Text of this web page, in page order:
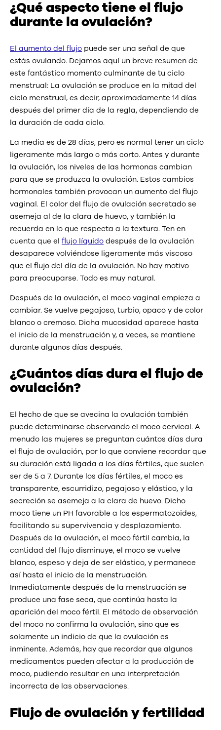
¿Qué aspecto tiene el flujo
durante la ovulación?
El aumento del flujo puede ser una señal de que
estás ovulando. Dejamos aquí un breve resumen de
este fantástico momento culminante de tu ciclo
menstrual: La ovulación se produce en la mitad del
ciclo menstrual, es decir, aproximadamente 14 días
después del primer día de la regla, dependiendo de
la duración de cada ciclo.
La media es de 28 días, pero es normal tener un ciclo
ligeramente más largo o más corto. Antes y durante
la ovulación, los niveles de las hormonas cambian
para que se produzca la ovulación. Estos cambios
hormonales también provocan un aumento del flujo
vaginal. El color del flujo de ovulación secretado se
asemeja al de la clara de huevo, y también la
recuerda en lo que respecta a la textura. Ten en
cuenta que el flujo líquido después de la ovulación
desaparece volviéndose ligeramente más viscoso
que el flujo del día de la ovulación. No hay motivo
para preocuparse. Todo es muy natural.
Después de la ovulación, el moco vaginal empieza a
cambiar. Se vuelve pegajoso, turbio, opaco y de color
blanco o cremoso. Dicha mucosidad aparece hasta
el inicio de la menstruación y, a veces, se mantiene
durante algunos días después.
¿Cuántos días dura el flujo de
ovulación?
El hecho de que se avecina la ovulación también
puede determinarse observando el moco cervical. A
menudo las mujeres se preguntan cuántos días dura
el flujo de ovulación, por lo que conviene recordar que
su duración está ligada a los días fértiles, que suelen
ser de 5 a 7. Durante los días fértiles, el moco es
transparente, escurridizo, pegajoso y elástico, y la
secreción se asemeja a la clara de huevo. Dicho
moco tiene un PH favorable a los espermatozoides,
facilitando su supervivencia y desplazamiento.
Después de la ovulación, el moco fértil cambia, la
cantidad del flujo disminuye, el moco se vuelve
blanco, espeso y deja de ser elástico, y permanece
así hasta el inicio de la menstruación.
Inmediatamente después de la menstruación se
produce una fase seca, que continúa hasta la
aparición del moco fértil. El método de observación
del moco no confirma la ovulación, sino que es
solamente un indicio de que la ovulación es
inminente. Además, hay que recordar que algunos
medicamentos pueden afectar a la producción de
moco, pudiendo resultar en una interpretación
incorrecta de las observaciones.
Flujo de ovulación y fertilidad